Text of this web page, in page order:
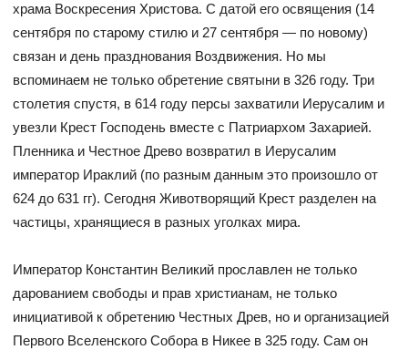
храма Воскресения Христова. С датой его освящения (14
сентября по старому стилю и 27 сентября — по новому)
связан и день празднования Воздвижения. Но мы
вспоминаем не только обретение святыни в 326 году. Три
столетия спустя, в 614 году персы захватили Иерусалим и
увезли Крест Господень вместе с Патриархом Захарией.
Пленника и Честное Древо возвратил в Иерусалим
император Ираклий (по разным данным это произошло от
624 до 631 гг). Сегодня Животворящий Крест разделен на
частицы, хранящиеся в разных уголках мира.
Император Константин Великий прославлен не только
дарованием свободы и прав христианам, не только
инициативой к обретению Честных Древ, но и организацией
Первого Вселенского Собора в Никее в 325 году. Сам он